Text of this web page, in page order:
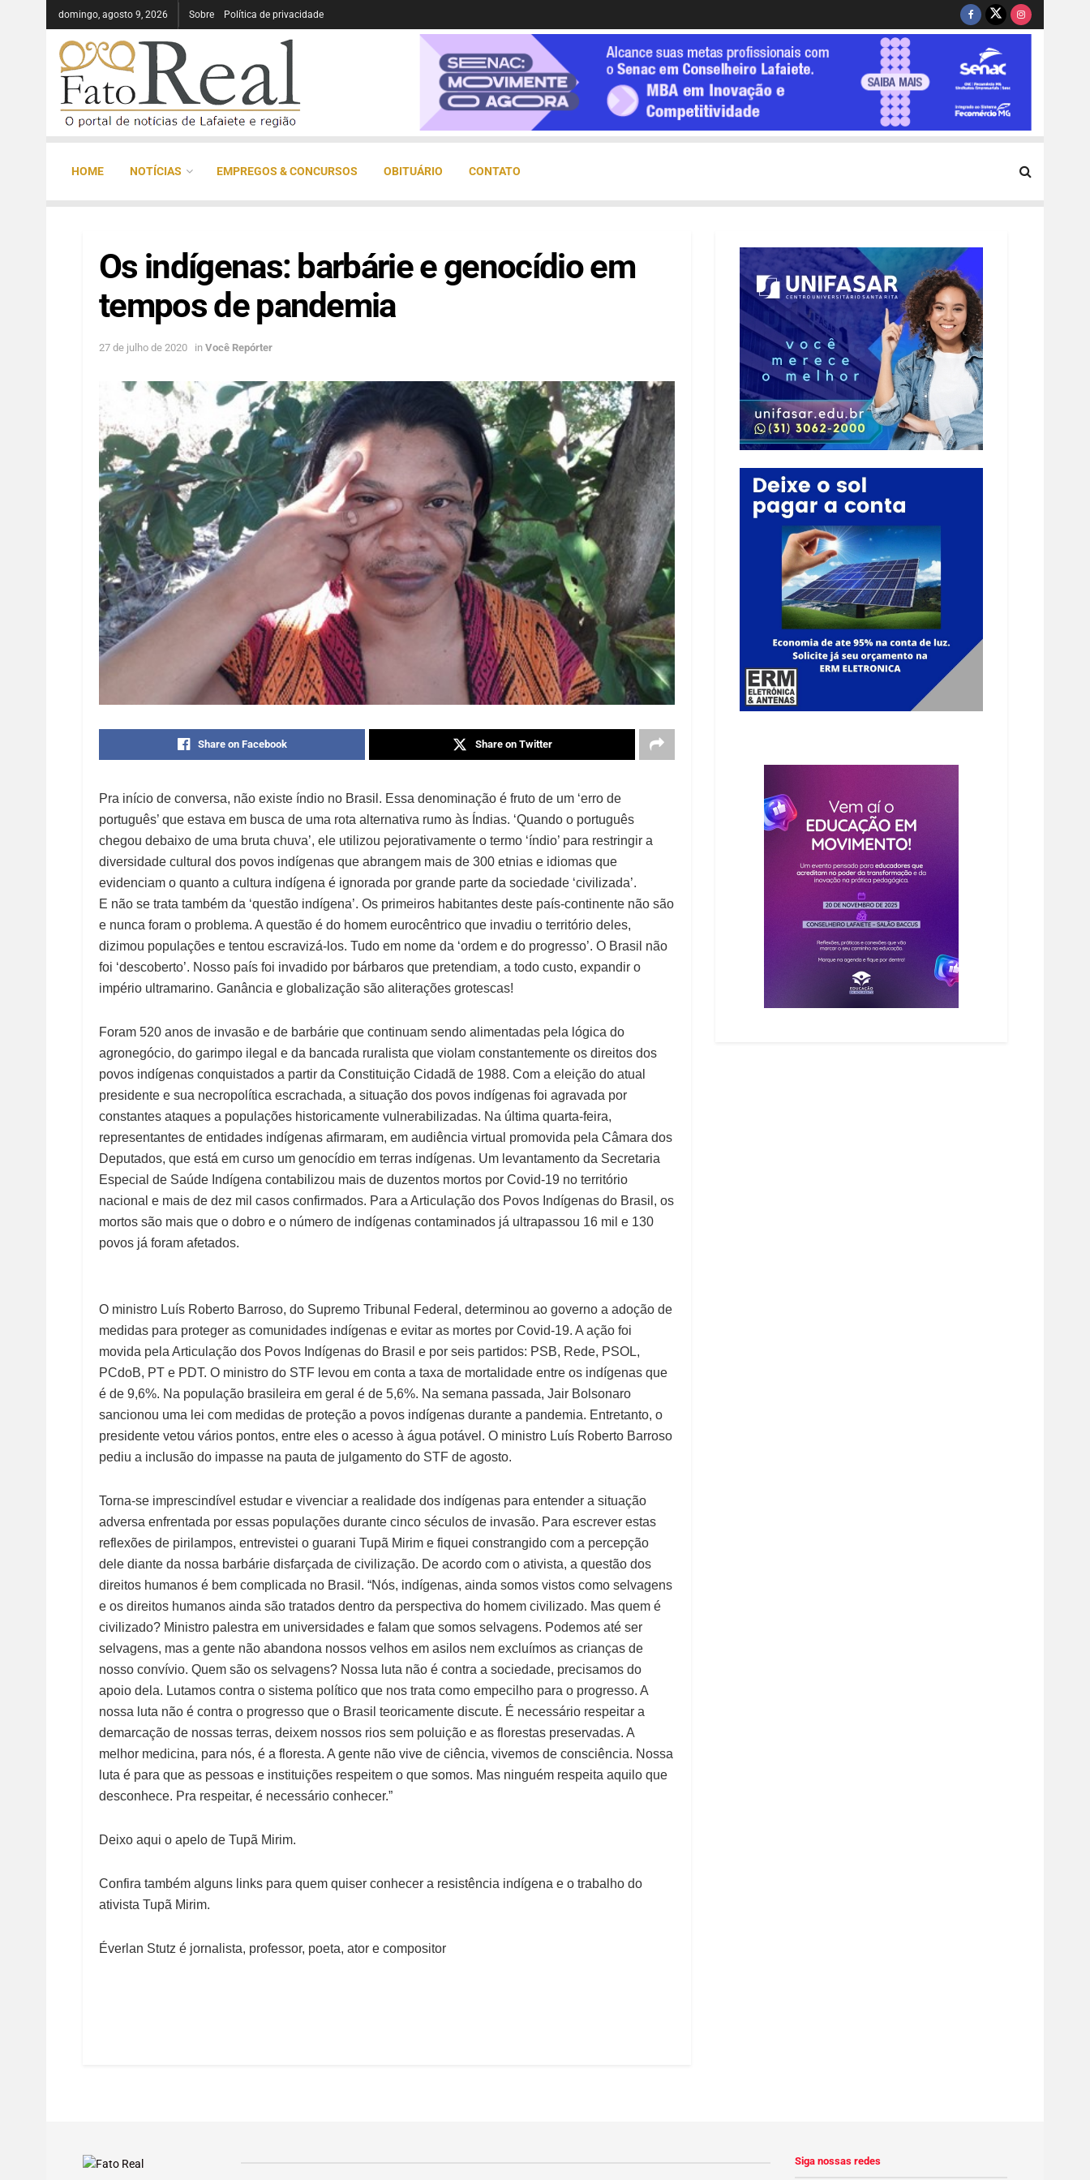
domingo, agosto 9, 2026 Sobre Política de privacidade
HOME NOTÍCIAS EMPREGOS & CONCURSOS OBITUÁRIO CONTATO
Os indígenas: barbárie e genocídio em
tempos de pandemia
27 de julho de 2020 in Você Repórter
Share on Facebook Share on Twitter
Pra início de conversa, não existe índio no Brasil. Essa denominação é fruto de um ‘erro de
português’ que estava em busca de uma rota alternativa rumo às Índias. ‘Quando o português
chegou debaixo de uma bruta chuva’, ele utilizou pejorativamente o termo ‘índio’ para restringir a
diversidade cultural dos povos indígenas que abrangem mais de 300 etnias e idiomas que
evidenciam o quanto a cultura indígena é ignorada por grande parte da sociedade ‘civilizada’.
E não se trata também da ‘questão indígena’. Os primeiros habitantes deste país-continente não são
e nunca foram o problema. A questão é do homem eurocêntrico que invadiu o território deles,
dizimou populações e tentou escravizá-los. Tudo em nome da ‘ordem e do progresso’. O Brasil não
foi ‘descoberto’. Nosso país foi invadido por bárbaros que pretendiam, a todo custo, expandir o
império ultramarino. Ganância e globalização são aliterações grotescas!
Foram 520 anos de invasão e de barbárie que continuam sendo alimentadas pela lógica do
agronegócio, do garimpo ilegal e da bancada ruralista que violam constantemente os direitos dos
povos indígenas conquistados a partir da Constituição Cidadã de 1988. Com a eleição do atual
presidente e sua necropolítica escrachada, a situação dos povos indígenas foi agravada por
constantes ataques a populações historicamente vulnerabilizadas. Na última quarta-feira,
representantes de entidades indígenas afirmaram, em audiência virtual promovida pela Câmara dos
Deputados, que está em curso um genocídio em terras indígenas. Um levantamento da Secretaria
Especial de Saúde Indígena contabilizou mais de duzentos mortos por Covid-19 no território
nacional e mais de dez mil casos confirmados. Para a Articulação dos Povos Indígenas do Brasil, os
mortos são mais que o dobro e o número de indígenas contaminados já ultrapassou 16 mil e 130
povos já foram afetados.
O ministro Luís Roberto Barroso, do Supremo Tribunal Federal, determinou ao governo a adoção de
medidas para proteger as comunidades indígenas e evitar as mortes por Covid-19. A ação foi
movida pela Articulação dos Povos Indígenas do Brasil e por seis partidos: PSB, Rede, PSOL,
PCdoB, PT e PDT. O ministro do STF levou em conta a taxa de mortalidade entre os indígenas que
é de 9,6%. Na população brasileira em geral é de 5,6%. Na semana passada, Jair Bolsonaro
sancionou uma lei com medidas de proteção a povos indígenas durante a pandemia. Entretanto, o
presidente vetou vários pontos, entre eles o acesso à água potável. O ministro Luís Roberto Barroso
pediu a inclusão do impasse na pauta de julgamento do STF de agosto.
Torna-se imprescindível estudar e vivenciar a realidade dos indígenas para entender a situação
adversa enfrentada por essas populações durante cinco séculos de invasão. Para escrever estas
reflexões de pirilampos, entrevistei o guarani Tupã Mirim e fiquei constrangido com a percepção
dele diante da nossa barbárie disfarçada de civilização. De acordo com o ativista, a questão dos
direitos humanos é bem complicada no Brasil. “Nós, indígenas, ainda somos vistos como selvagens
e os direitos humanos ainda são tratados dentro da perspectiva do homem civilizado. Mas quem é
civilizado? Ministro palestra em universidades e falam que somos selvagens. Podemos até ser
selvagens, mas a gente não abandona nossos velhos em asilos nem excluímos as crianças de
nosso convívio. Quem são os selvagens? Nossa luta não é contra a sociedade, precisamos do
apoio dela. Lutamos contra o sistema político que nos trata como empecilho para o progresso. A
nossa luta não é contra o progresso que o Brasil teoricamente discute. É necessário respeitar a
demarcação de nossas terras, deixem nossos rios sem poluição e as florestas preservadas. A
melhor medicina, para nós, é a floresta. A gente não vive de ciência, vivemos de consciência. Nossa
luta é para que as pessoas e instituições respeitem o que somos. Mas ninguém respeita aquilo que
desconhece. Pra respeitar, é necessário conhecer.”
Deixo aqui o apelo de Tupã Mirim.
Confira também alguns links para quem quiser conhecer a resistência indígena e o trabalho do
ativista Tupã Mirim.
Éverlan Stutz é jornalista, professor, poeta, ator e compositor
Siga nossas redes